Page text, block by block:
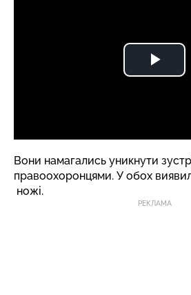
Вони намагались уникнути
правоохоронцями. У обох
ножі.
РЕКЛАМА